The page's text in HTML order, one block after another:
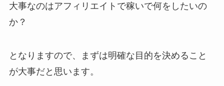
大事なのはアフィリエイトで稼いで何をしたいの
か？
となりますので、まずは明確な目的を決めること
が大事だと思います。